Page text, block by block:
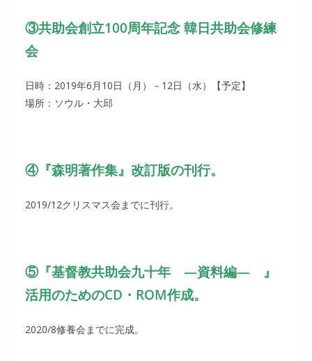
③共助会創立100周年記念 韓日共助会修練
会
日時：2019年6月10日（月）－12日（水）【予定】
場所：ソウル・大邱
④『森明著作集』改訂版の刊行。
2019/12クリスマス会までに刊行。
⑤『基督教共助会九十年 ―資料編― 』
活用のためのCD・ROM作成。
2020/8修養会までに完成。